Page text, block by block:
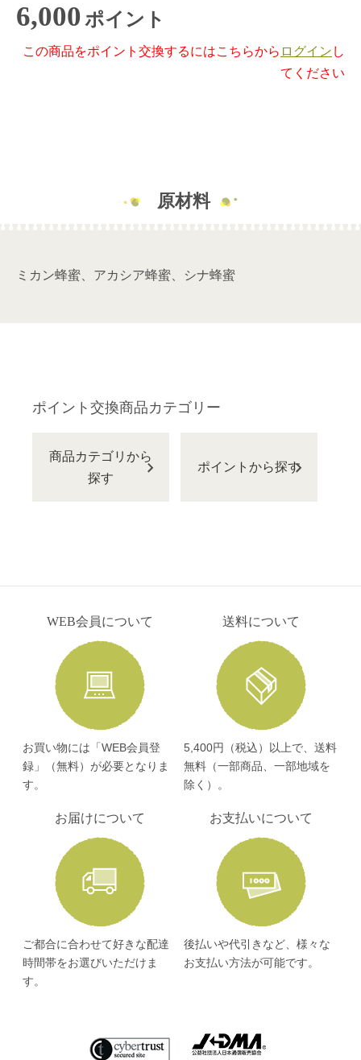
6,000ポイント
この商品をポイント交換するにはこちらから ログイン し
てください
原材料
ミカン蜂蜜、アカシア蜂蜜、シナ蜂蜜
ポイント交換商品カテゴリー
商品カテゴリから
探す
ポイントから探す
WEB会員について
お買い物には「WEB会員登
録」（無料）が必要となりま
す。
送料について
5,400円（税込）以上で、送料
無料（一部商品、一部地域を
除く）。
お届けについて
ご都合に合わせて好きな配達
時間帯をお選びいただけま
す。
お支払いについて
後払いや代引きなど、様々な
お支払い方法が可能です。